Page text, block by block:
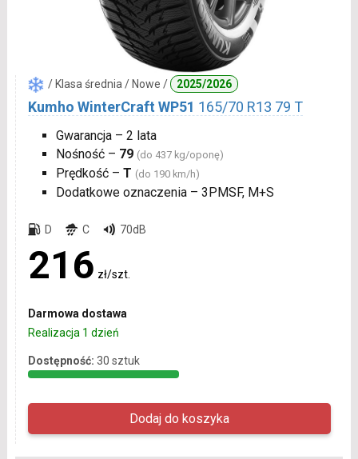
/ Klasa średnia / Nowe / 2025/2026
Kumho WinterCraft WP51 165/70 R13 79 T
Gwarancja – 2 lata
Nośność – 79 (do 437 kg/oponę)
Prędkość – T (do 190 km/h)
Dodatkowe oznaczenia – 3PMSF, M+S
D C 70dB
216 zł/szt.
Darmowa dostawa
Realizacja 1 dzień
Dostępność: 30 sztuk